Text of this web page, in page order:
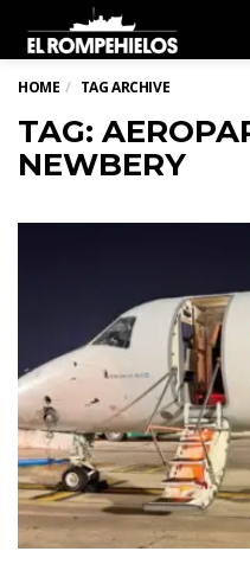
HOME TAG ARCHIVE
TAG:
NEWBERY